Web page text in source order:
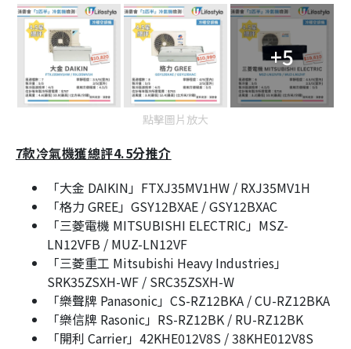
+5
點擊圖片放大
7款冷氣機獲總評4.5分推介
「大金 DAIKIN」FTXJ35MV1HW / RXJ35MV1H
「格力 GREE」GSY12BXAE / GSY12BXAC
「三菱電機 MITSUBISHI ELECTRIC」MSZ-
LN12VFB / MUZ-LN12VF
「三菱重工 Mitsubishi Heavy Industries」
SRK35ZSXH-WF / SRC35ZSXH-W
「樂聲牌 Panasonic」CS-RZ12BKA / CU-RZ12BKA
「樂信牌 Rasonic」RS-RZ12BK / RU-RZ12BK
「開利 Carrier」42KHE012V8S / 38KHE012V8S